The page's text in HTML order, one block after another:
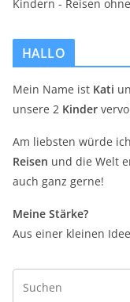
HALLO
Mein Name ist Kati
unsere 2 Kinder
Am liebsten würde
Reisen und die Welt
auch ganz gerne!
Meine Stärke?
Aus einer kleinen